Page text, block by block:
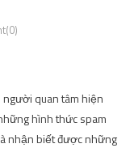
người quan tâm hiện
hình thức spam
nhận biết được những